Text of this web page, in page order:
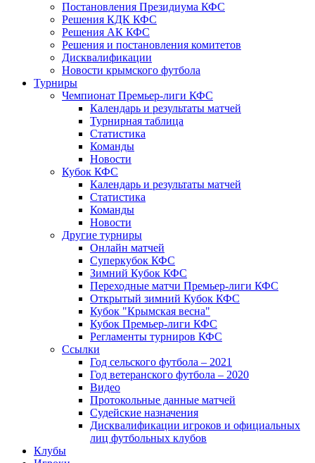
Постановления Президиума КФС
Решения КДК КФС
Решения АК КФС
Решения и постановления комитетов
Дисквалификации
Новости крымского футбола
Турниры
Чемпионат Премьер-лиги КФС
Календарь и результаты матчей
Турнирная таблица
Статистика
Команды
Новости
Кубок КФС
Календарь и результаты матчей
Статистика
Команды
Новости
Другие турниры
Онлайн матчей
Суперкубок КФС
Зимний Кубок КФС
Переходные матчи Премьер-лиги КФС
Открытый зимний Кубок КФС
Кубок "Крымская весна"
Кубок Премьер-лиги КФС
Регламенты турниров КФС
Ссылки
Год сельского футбола – 2021
Год ветеранского футбола – 2020
Видео
Протокольные данные матчей
Судейские назначения
Дисквалификации игроков и официальных
лиц футбольных клубов
Клубы